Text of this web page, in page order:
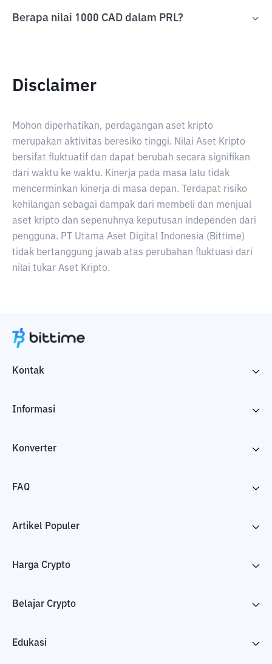
Berapa nilai 1000 CAD dalam PRL?
Disclaimer
Mohon diperhatikan, perdagangan aset kripto
merupakan aktivitas beresiko tinggi. Nilai Aset Kripto
bersifat fluktuatif dan dapat berubah secara signifikan
dari waktu ke waktu. Kinerja pada masa lalu tidak
mencerminkan kinerja di masa depan. Terdapat risiko
kehilangan sebagai dampak dari membeli dan menjual
aset kripto dan sepenuhnya keputusan independen dari
pengguna. PT Utama Aset Digital Indonesia (Bittime)
tidak bertanggung jawab atas perubahan fluktuasi dari
nilai tukar Aset Kripto.
Kontak
Informasi
Konverter
FAQ
Artikel Populer
Harga Crypto
Belajar Crypto
Edukasi